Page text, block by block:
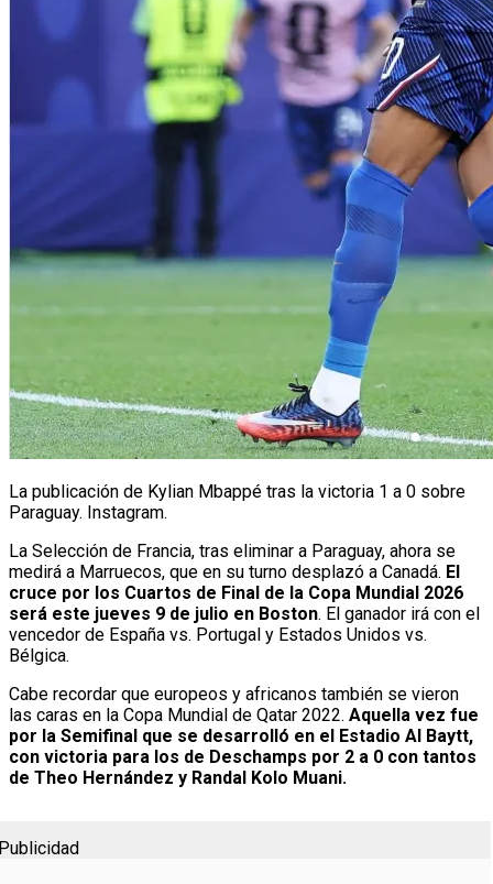
La publicación de Kylian Mbappé tras la victoria 1 a 0 sobre
Paraguay. Instagram.
La Selección de Francia, tras eliminar a Paraguay, ahora se
medirá a Marruecos, que en su turno desplazó a Canadá. El
cruce por los Cuartos de Final de la Copa Mundial 2026
será este jueves 9 de julio en Boston. El ganador irá con el
vencedor de España vs. Portugal y Estados Unidos vs.
Bélgica.
Cabe recordar que europeos y africanos también se vieron
las caras en la Copa Mundial de Qatar 2022. Aquella vez fue
por la Semifinal que se desarrolló en el Estadio Al Baytt,
con victoria para los de Deschamps por 2 a 0 con tantos
de Theo Hernández y Randal Kolo Muani.